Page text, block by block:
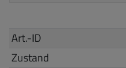
Art.-ID
Zustand